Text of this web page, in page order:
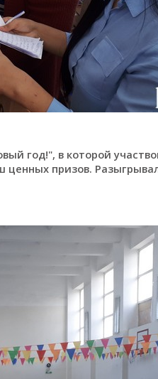
год!", в которой
призов.